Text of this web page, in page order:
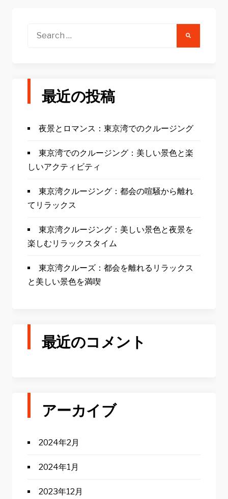
Search
最近の投稿
夜景とロマンス：東京湾でのクルージング
東京湾でのクルージング：美しい景色と楽
しいアクティビティ
東京湾クルージング：都会の喧騒から離れ
てリラックス
東京湾クルージング：美しい景色と夜景を
楽しむリラックスタイム
東京湾クルーズ：都会を離れるリラックス
と美しい景色を満喫
最近のコメント
アーカイブ
2024年2月
2024年1月
2023年12月